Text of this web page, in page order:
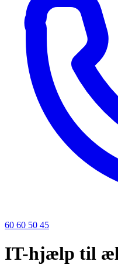
60 60 50 45
IT-hjælp til